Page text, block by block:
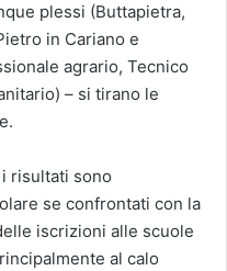
plessi (Buttapietra,
in Cariano e
agrario, Tecnico
– si tirano le
risultati sono
se confrontati con la
iscrizioni alle scuole
al calo